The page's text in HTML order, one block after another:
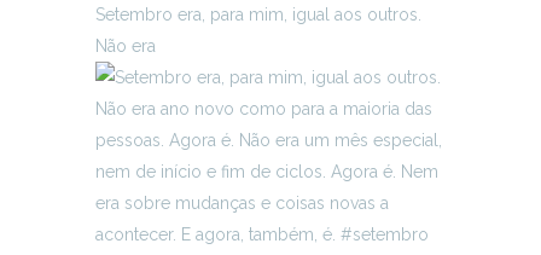
Setembro era, para mim, igual aos outros.
Não era